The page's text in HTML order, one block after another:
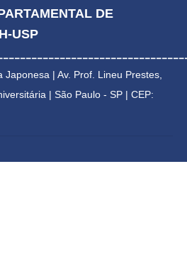
DE
USP
Japonesa | Av. Prof. Lineu Prestes,
| São Paulo - SP | CEP: